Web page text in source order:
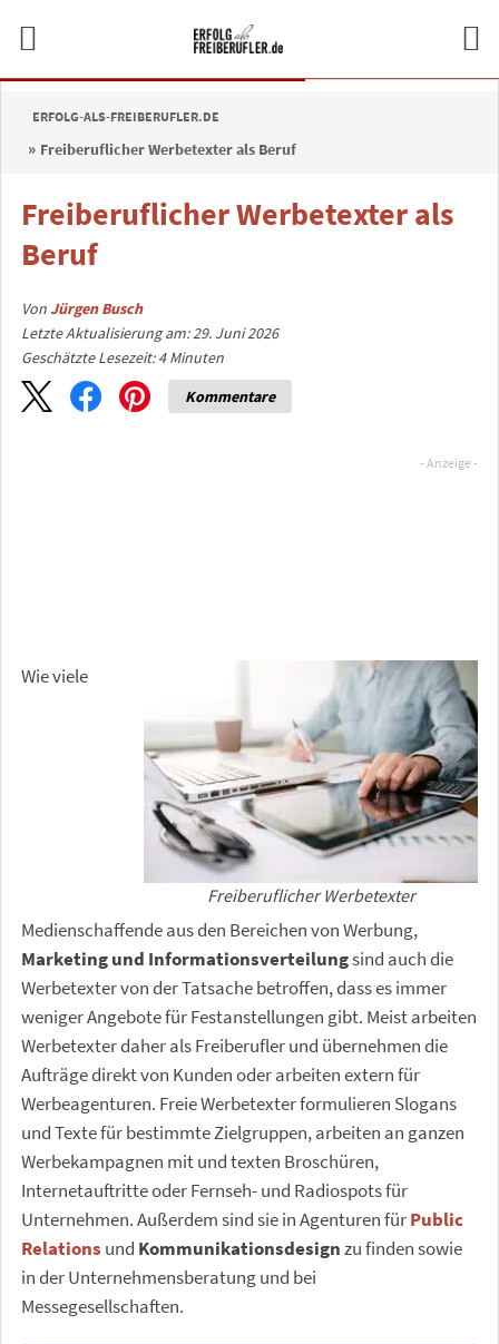
ERFOLG-ALS-FREIBERUFLER.DE
Freiberuflicher Werbetexter als Beruf
Freiberuflicher Werbetexter als
Beruf
VonJürgen Busch
Letzte Aktualisierung am: 29. Juni 2026
Geschätzte Lesezeit:4 Minuten
Kommentare
Freiberuflicher Werbetexter
Wie viele
Medienschaffende aus den Bereichen von Werbung,
Marketing und Informationsverteilungsind auch die
Werbetexter von der Tatsache betroffen, dass es immer
weniger Angebote für Festanstellungen gibt. Meist arbeiten
Werbetexter daher als Freiberufler und übernehmen die
Aufträge direkt von Kunden oder arbeiten extern für
Werbeagenturen. Freie Werbetexter formulieren Slogans
und Texte für bestimmte Zielgruppen, arbeiten an ganzen
Werbekampagnen mit und texten Broschüren,
Internetauftritte oder Fernseh- und Radiospots für
Unternehmen. Außerdem sind sie in Agenturen fürPublic
Relations und Kommunikationsdesignzu finden sowie
in der Unternehmensberatung und bei
Messegesellschaften.